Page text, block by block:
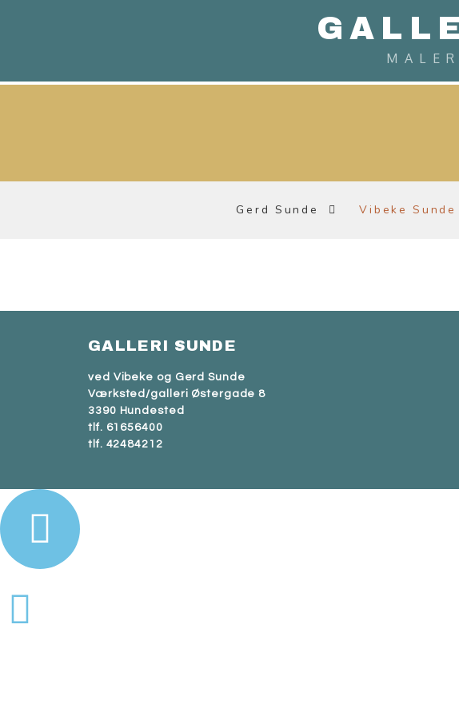
Gerd Sunde Vibeke Sunde
GALLERI SUNDE
ved Vibeke og Gerd Sunde
Værksted/galleri Østergade 8
3390 Hundested
tlf. 61656400
tlf. 42484212